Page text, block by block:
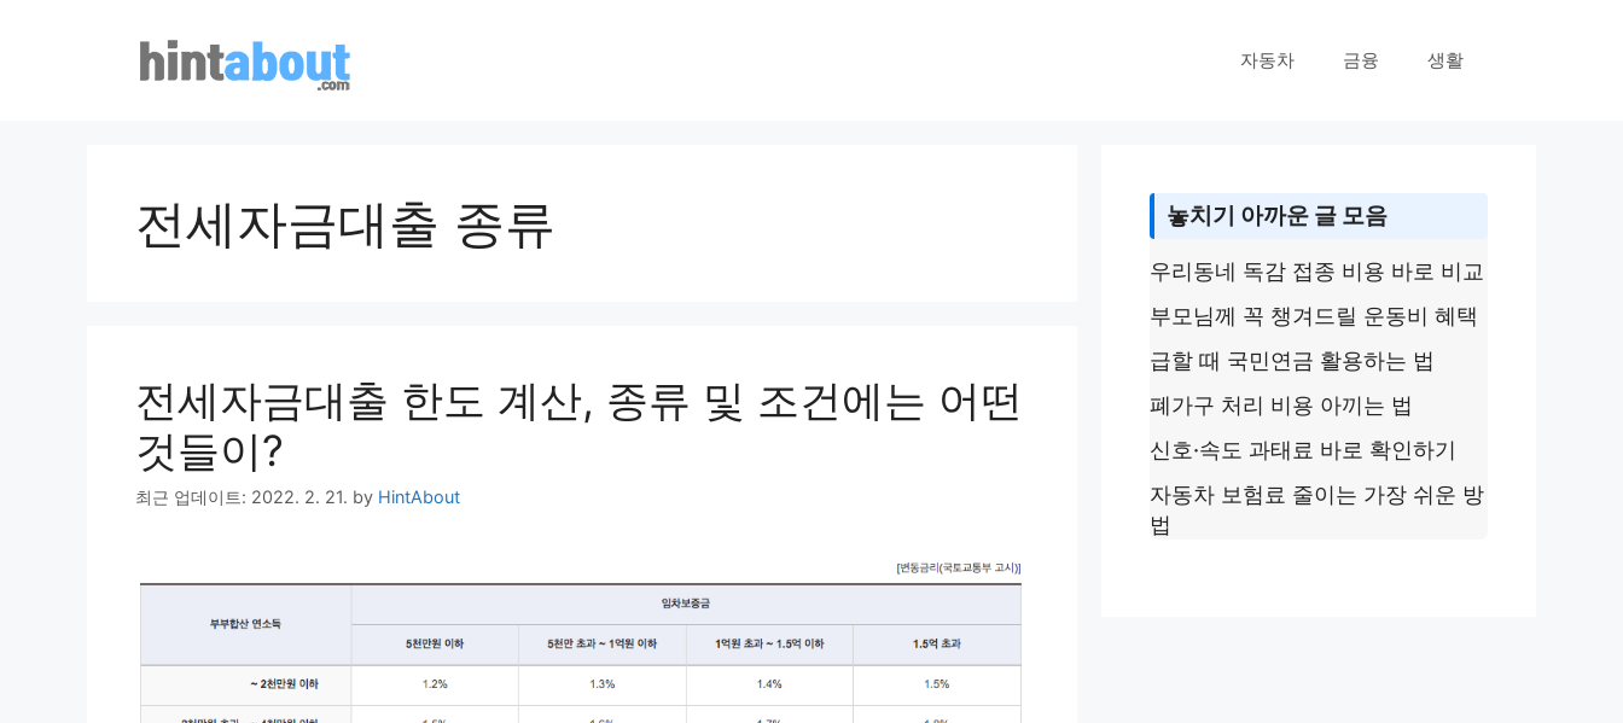
자동차 금융 생활
전세자금대출 종류
전세자금대출 한도 계산, 종류 및 조건에는 어떤
것들이?
최근 업데이트: 2022. 2. 21. by HintAbout
놓치기 아까운 글 모음
우리동네 독감 접종 비용 바로 비교
부모님께 꼭 챙겨드릴 운동비 혜택
급할 때 국민연금 활용하는 법
폐가구 처리 비용 아끼는 법
신호·속도 과태료 바로 확인하기
자동차 보험료 줄이는 가장 쉬운 방
법